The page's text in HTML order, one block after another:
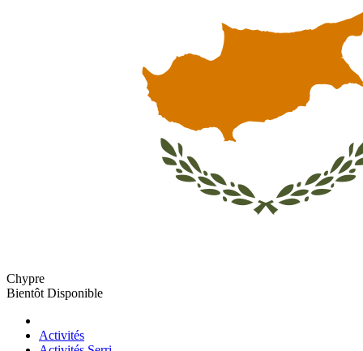
Chypre
Bientôt Disponible
Activités